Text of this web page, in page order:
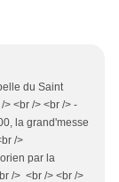
du Saint
<br /> <br /> -
la grand'messe
/>
par la
/> <br /> <br />